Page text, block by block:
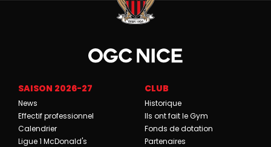
SAISON 2026-27
News
Effectif professionnel
Calendrier
Ligue 1 McDonald's
CLUB
Historique
Ils ont fait le Gym
Fonds de dotation
Partenaires